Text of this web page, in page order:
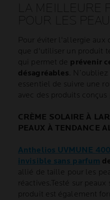
LA MEILLEURE
POUR LES
Pour éviter l'allergie aux
que d'utiliser un produit
qui permet de prévenir
désagréables .
essentiel de suivre une
avec des produits conçus
CRÈME SOLAIRE À
PEAUX À TENDANCE
Anthelios UVMUNE
invisible sans parfum
allié de taille pour les
réactives.Testé sur
produit est également